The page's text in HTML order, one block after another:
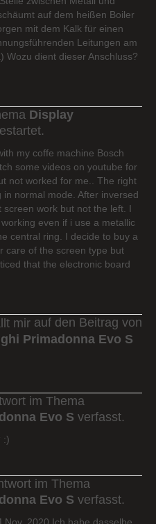
auf dem heißen Boiler
mit dem Kalk für einen
Leitungen am
Wozu dient dieser Anschluss?
Display
my coffe machine Bosch
some videos on youtube for
not worked for me.. The right
normal mode. After inversed
work but not the left. I
even if i use a metallic
central ring. I decide to buy a
care of the screen type but
that the electronic board
auf den Beitrag von
Primadonna Evo S
im Thema
Evo S verfasst.
:)
im Thema
Evo S verfasst.
Nov. 2020 Ich habe dasselbe